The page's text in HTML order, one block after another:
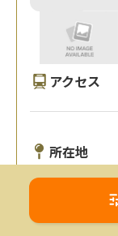
アクセス
所在地